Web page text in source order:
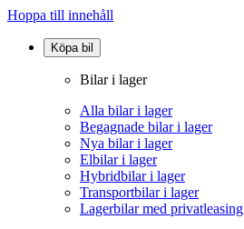
Hoppa till innehåll
Köpa bil
Bilar i lager
Alla bilar i lager
Begagnade bilar i lager
Nya bilar i lager
Elbilar i lager
Hybridbilar i lager
Transportbilar i lager
Lagerbilar med privatleasing